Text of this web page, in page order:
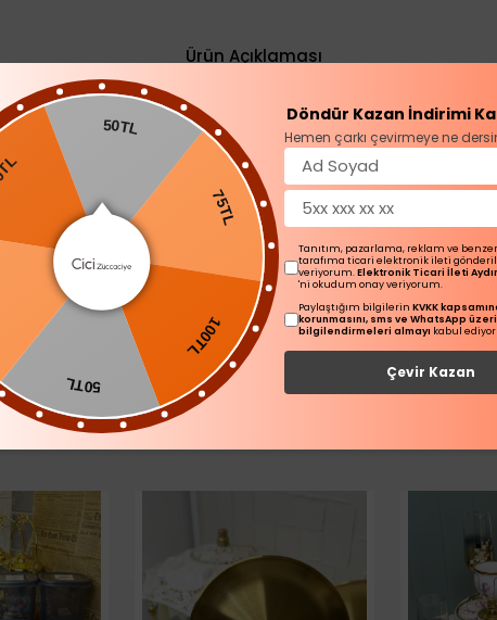
Ürün Açıklaması
50TL
75TL
100TL
50TL
Döndür Kazan İndirimi
Hemen çarkı çevirmeye ne
Tanıtım, pazarlama, reklam ve
tarafıma ticari elektronik ileti
veriyorum.Elektronik Ticari İleti
'ni okudum onay veriyorum.
Paylaştığım bilgilerin KVKK
korunmasını, sms ve WhatsApp
bilgilendirmeleri almayı kabul
Çevir Kazan